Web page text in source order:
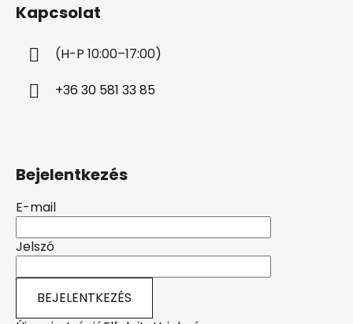
Kapcsolat
(H-P 10:00–17:00)
+36 30 581 33 85
Bejelentkezés
E-mail
Jelszó
BEJELENTKEZÉS